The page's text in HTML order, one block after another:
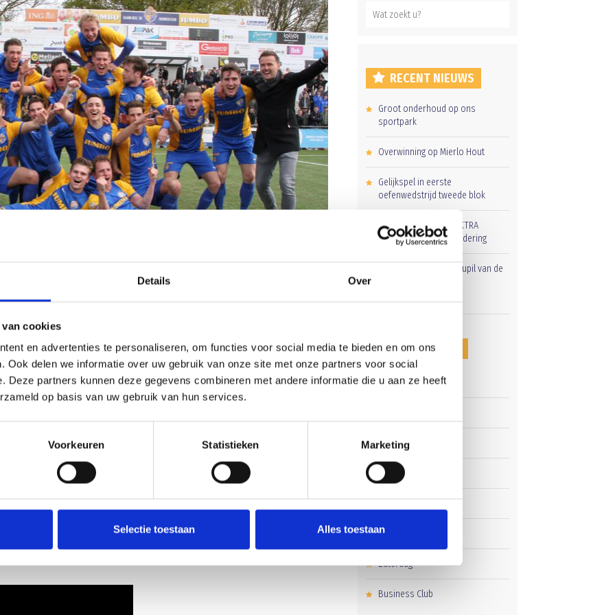
Details Over
cookies
en advertenties te personaliseren, om functies voor social media te bieden en om ons
Ook delen we informatie over uw gebruik van onze site met onze partners voor social
Deze partners kunnen deze gegevens combineren met andere informatie die u aan ze heeft
op basis van uw gebruik van hun services.
Voorkeuren Statistieken Marketing
Selectie toestaan Alles toestaan
ELFTAL SPELERS
er gepland voorSten van Vessem, Emiel van der Sanden, Alexander Mols
manier afscheid gaan nemen van de overige vertrekkende spelers.
RECENT NIEUWS
Groot onderhoud op ons
sportpark
Overwinning op Mierlo Hout
Gelijkspel in eerste
oefenwedstrijd tweede blok
Uitnodiging voor de EXTRA
Algemene Ledenvergadering
Word jij de volgende Pupil van de
CATEGORIEËN
Clubnieuws
Junioren
Pupillen
Veteranen
Zaterdag
Business Club